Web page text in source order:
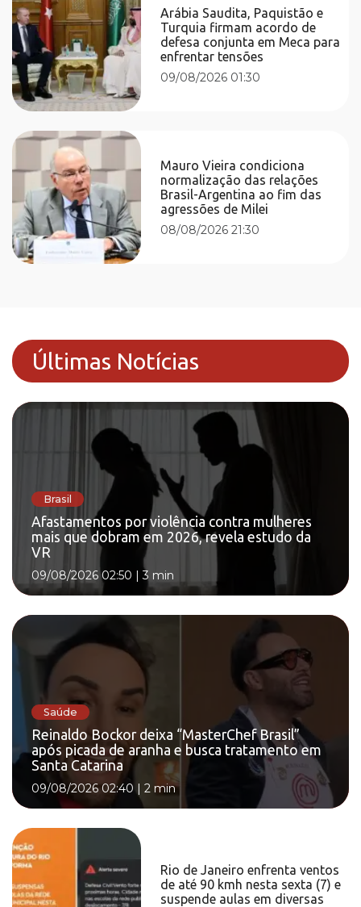
Arábia Saudita, Paquistão e
Turquia firmam acordo de
defesa conjunta em Meca para
enfrentar tensões
09/08/2026 01:30
Mauro Vieira condiciona
normalização das relações
Brasil-Argentina ao fim das
agressões de Milei
08/08/2026 21:30
Últimas Notícias
Brasil
Afastamentos por violência contra mulheres
mais que dobram em 2026, revela estudo da
VR
09/08/2026 02:50 |3 min
Saúde
Reinaldo Bockor deixa “MasterChef Brasil”
após picada de aranha e busca tratamento em
Santa Catarina
09/08/2026 02:40 | 2 min
Rio de Janeiro enfrenta ventos
de até 90 kmh nesta sexta (7) e
suspende aulas em diversas